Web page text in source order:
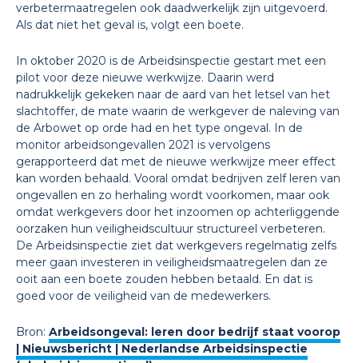
verbetermaatregelen ook daadwerkelijk zijn uitgevoerd.
Als dat niet het geval is, volgt een boete.
In oktober 2020 is de Arbeidsinspectie gestart met een
pilot voor deze nieuwe werkwijze. Daarin werd
nadrukkelijk gekeken naar de aard van het letsel van het
slachtoffer, de mate waarin de werkgever de naleving van
de Arbowet op orde had en het type ongeval. In de
monitor arbeidsongevallen 2021 is vervolgens
gerapporteerd dat met de nieuwe werkwijze meer effect
kan worden behaald. Vooral omdat bedrijven zelf leren van
ongevallen en zo herhaling wordt voorkomen, maar ook
omdat werkgevers door het inzoomen op achterliggende
oorzaken hun veiligheidscultuur structureel verbeteren.
De Arbeidsinspectie ziet dat werkgevers regelmatig zelfs
meer gaan investeren in veiligheidsmaatregelen dan ze
ooit aan een boete zouden hebben betaald. En dat is
goed voor de veiligheid van de medewerkers.
Bron: Arbeidsongeval: leren door bedrijf staat voorop
| Nieuwsbericht | Nederlandse Arbeidsinspectie